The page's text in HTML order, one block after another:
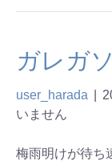
ガレガ
user_harada
いません
梅雨明けが待ち